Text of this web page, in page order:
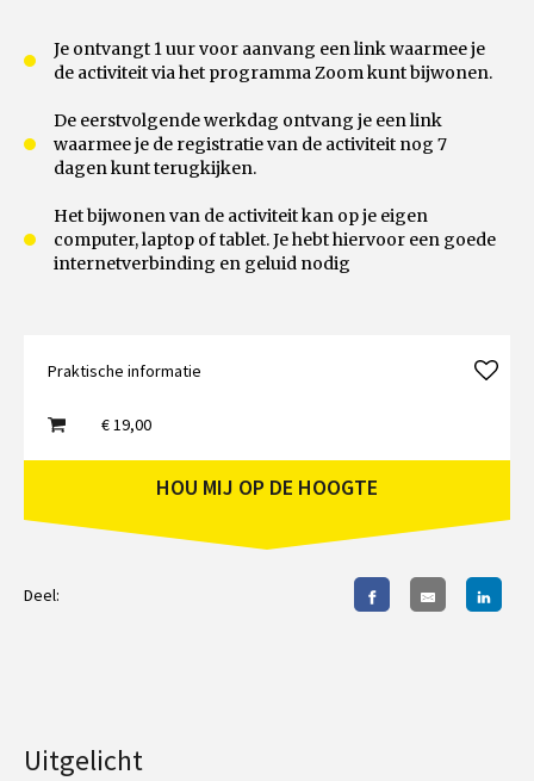
Je ontvangt 1 uur voor aanvang een link waarmee je
de activiteit via het programma Zoom kunt bijwonen.
De eerstvolgende werkdag ontvang je een link
waarmee je de registratie van de activiteit nog 7
dagen kunt terugkijken.
Het bijwonen van de activiteit kan op je eigen
computer, laptop of tablet. Je hebt hiervoor een goede
internetverbinding en geluid nodig
Praktische informatie
€ 19,00
HOU MIJ OP DE HOOGTE
Deel:
Uitgelicht